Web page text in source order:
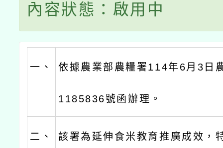
內容狀態：啟用中
一、 依據農業部農糧署114年6月3日
1185836號函辦理。
二、 該署為延伸食米教育推廣成效，